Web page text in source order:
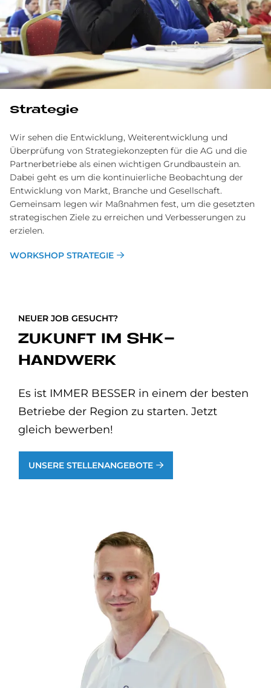
Stra­te­gie
Wir sehen die Entwicklung, Weiterentwicklung und
Überprüfung von Strategiekonzepten für die AG und die
Partnerbetriebe als einen wichtigen Grundbaustein an.
Dabei geht es um die kontinuierliche Beobachtung der
Entwicklung von Markt, Branche und Gesellschaft.
Gemeinsam legen wir Maßnahmen fest, um die gesetzten
strategischen Ziele zu erreichen und Verbesserungen zu
erzielen.
WORKSHOP STRATEGIE
NEUER JOB GESUCHT?
ZUKUNFT IM SHK-
HANDWERK
Es ist IMMER BESSER in einem der besten
Betriebe der Region zu starten. Jetzt
gleich bewerben!
UNSERE STELLENANGEBOTE